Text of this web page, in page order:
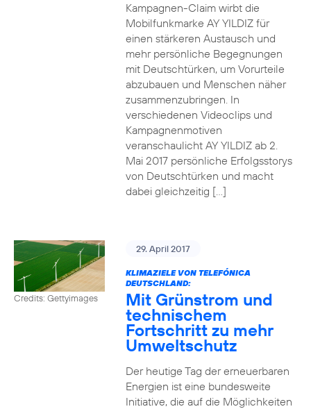
Kampagnen-Claim wirbt die
Mobilfunkmarke AY YILDIZ für
einen stärkeren Austausch und
mehr persönliche Begegnungen
mit Deutschtürken, um Vorurteile
abzubauen und Menschen näher
zusammenzubringen. In
verschiedenen Videoclips und
Kampagnenmotiven
veranschaulicht AY YILDIZ ab 2.
Mai 2017 persönliche Erfolgsstorys
von Deutschtürken und macht
dabei gleichzeitig […]
Credits: Gettyimages
29. April 2017
KLIMAZIELE VON TELEFÓNICA
DEUTSCHLAND:
Mit Grünstrom und
technischem
Fortschritt zu mehr
Umweltschutz
Der heutige Tag der erneuerbaren
Energien ist eine bundesweite
Initiative, die auf die Möglichkeiten